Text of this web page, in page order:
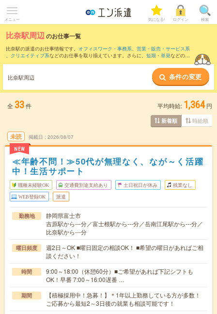
メニュー 気になる! ログイン 検索
比奈駅周辺のお仕事一覧
比奈駅の派遣のお仕事情報です。 オフィスワーク・事務系、 営業・販売・サービス系
、 クリエイティブ系などのお仕事を取り揃えています。さらに、 短期 ・ 単発などの期
また、富士駅
など近隣駅のお仕事もご確認
いただけます。
比奈駅周辺 条件の変更
全 33件 平均時給: 1,364 円
新着順 時給順
未読
NEW
掲載日 2026/08/07
≪年齢不問！≫50代が無理なく、なが～く活躍
中！生活サポート
職種未経験OK 交通費別途支給あり 土日祝日が休み 残業なし
WEB登録OK 派遣
勤務地
静岡県富士市
吉原駅から---分／富士根駅から---分／岳南江尾駅から---分／
比奈駅から---分
曜日頻度
週2日～OK ■曜日固定の相談OK！ ■希望の曜日があればご相
談ください！
時間
9:00～18:00（休憩60分）■ご希望があれば下記シフトも
OK！早番 7:00～16:00遅番 …
期間
【積極採用中！急募！】＊1年以上勤務している方が多数！
ご応募から最短2～3日後の就業も相談可能です！